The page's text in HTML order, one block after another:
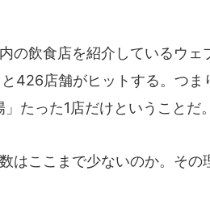
の飲食店を紹介しているウェ
426店舗がヒットする。つま
たった1店だけということだ。
ここまで少ないのか。その